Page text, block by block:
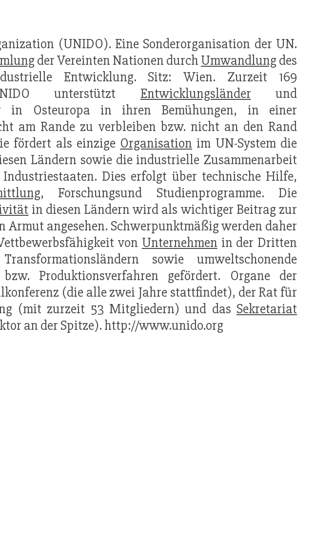
(UNIDO). Eine Sonderorganisation der UN.
der Vereinten Nationen durch Umwandlungdes
Entwicklung. Sitz: Wien. Zurzeit 169
unterstützt Entwicklungsländer und
in Osteuropa in ihren Bemühungen, in einer
am Rande zu verbleiben bzw. nicht an den Rand
fördert als einzige Organisation im UN-System die
Ländern sowie die industrielle Zusammenarbeit
Dies erfolgt über technische Hilfe,
, Forschungsund Studienprogramme. Die
in diesen Ländern wird als wichtiger Beitrag zur
Armut angesehen. Schwerpunktmäßig werden daher
von Unternehmen in der Dritten
sowie umweltschonende
Produktionsverfahren gefördert. Organe der
(die alle zwei Jahre stattfindet), der Rat für
(mit zurzeit 53 Mitgliedern) und das Sekretariat
an der Spitze). http://www.unido.org